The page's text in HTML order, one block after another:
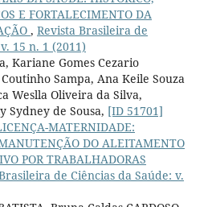
E FORTALECIMENTO DA
, Revista Brasileira de
15 n. 1 (2011)
Kariane Gomes Cezario
Sampa, Ana Keile Souza
Weslla Oliveira da Silva,
de Sousa, [ID 51701]
MATERNIDADE:
DO ALEITAMENTO
POR TRABALHADORAS
de Ciências da Saúde: v.